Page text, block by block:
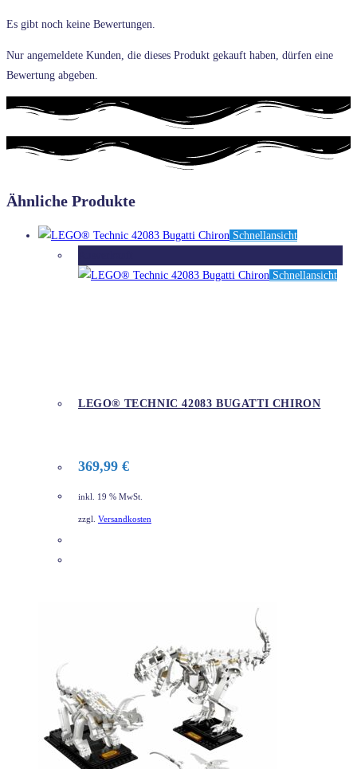
Es gibt noch keine Bewertungen.
Nur angemeldete Kunden, die dieses Produkt gekauft haben, dürfen eine
Bewertung abgeben.
Ähnliche Produkte
Schnellansicht
Schnellansicht
LEGO® TECHNIC 42083 BUGATTI CHIRON
369,99 €
inkl. 19 % MwSt.
zzgl. Versandkosten